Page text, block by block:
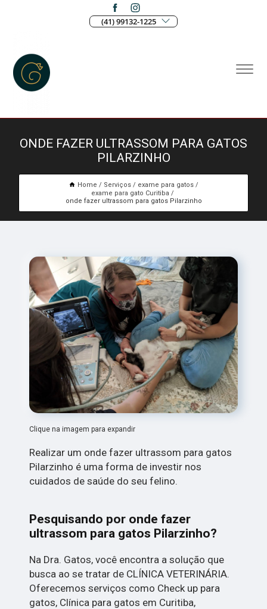
(41) 99132-1225
ONDE FAZER ULTRASSOM PARA GATOS
PILARZINHO
Home Serviços
exame para gatos
exame para gato Curitiba
onde fazer ultrassom para gatos Pilarzinho
Clique na imagem para expandir
Realizar um onde fazer ultrassom para gatos
Pilarzinho é uma forma de investir nos
cuidados de saúde do seu felino.
Pesquisando por onde fazer
ultrassom para gatos Pilarzinho?
Na Dra. Gatos, você encontra a solução que
busca ao se tratar de CLÍNICA VETERINÁRIA.
Oferecemos serviços como Check up para
gatos, Clínica para gatos em Curitiba,